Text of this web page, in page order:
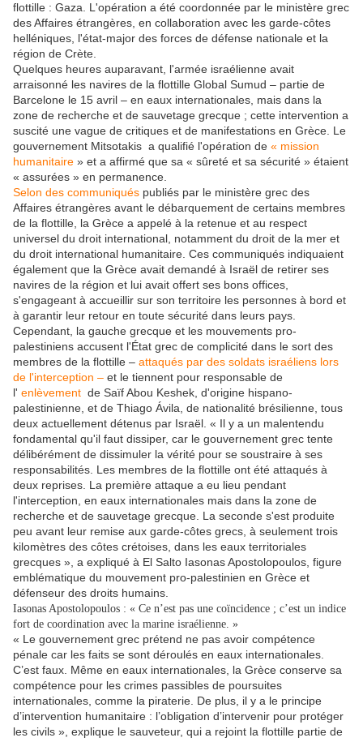
flottille : Gaza. L'opération a été coordonnée par le ministère grec
des Affaires étrangères, en collaboration avec les garde-côtes
helléniques, l'état-major des forces de défense nationale et la
région de Crète.
Quelques heures auparavant, l'armée israélienne avait
arraisonné les navires de la flottille Global Sumud – partie de
Barcelone le 15 avril – en eaux internationales, mais dans la
zone de recherche et de sauvetage grecque ; cette intervention a
suscité une vague de critiques et de manifestations en Grèce. Le
gouvernement Mitsotakis a qualifié l'opération de « mission
humanitaire » et a affirmé que sa « sûreté et sa sécurité » étaient
« assurées » en permanence.
Selon des communiqués publiés par le ministère grec des
Affaires étrangères avant le débarquement de certains membres
de la flottille, la Grèce a appelé à la retenue et au respect
universel du droit international, notamment du droit de la mer et
du droit international humanitaire. Ces communiqués indiquaient
également que la Grèce avait demandé à Israël de retirer ses
navires de la région et lui avait offert ses bons offices,
s'engageant à accueillir sur son territoire les personnes à bord et
à garantir leur retour en toute sécurité dans leurs pays.
Cependant, la gauche grecque et les mouvements pro-
palestiniens accusent l'État grec de complicité dans le sort des
membres de la flottille – attaqués par des soldats israéliens lors
de l'interception – et le tiennent pour responsable de
l' enlèvement de Saïf Abou Keshek, d'origine hispano-
palestinienne, et de Thiago Ávila, de nationalité brésilienne, tous
deux actuellement détenus par Israël. « Il y a un malentendu
fondamental qu'il faut dissiper, car le gouvernement grec tente
délibérément de dissimuler la vérité pour se soustraire à ses
responsabilités. Les membres de la flottille ont été attaqués à
deux reprises. La première attaque a eu lieu pendant
l'interception, en eaux internationales mais dans la zone de
recherche et de sauvetage grecque. La seconde s'est produite
peu avant leur remise aux garde-côtes grecs, à seulement trois
kilomètres des côtes crétoises, dans les eaux territoriales
grecques », a expliqué à El Salto Iasonas Apostolopoulos, figure
emblématique du mouvement pro-palestinien en Grèce et
défenseur des droits humains.
Iasonas Apostolopoulos : « Ce n’est pas une coïncidence ; c’est un indice
fort de coordination avec la marine israélienne. »
« Le gouvernement grec prétend ne pas avoir compétence
pénale car les faits se sont déroulés en eaux internationales.
C’est faux. Même en eaux internationales, la Grèce conserve sa
compétence pour les crimes passibles de poursuites
internationales, comme la piraterie. De plus, il y a le principe
d’intervention humanitaire : l’obligation d’intervenir pour protéger
les civils », explique le sauveteur, qui a rejoint la flottille partie de